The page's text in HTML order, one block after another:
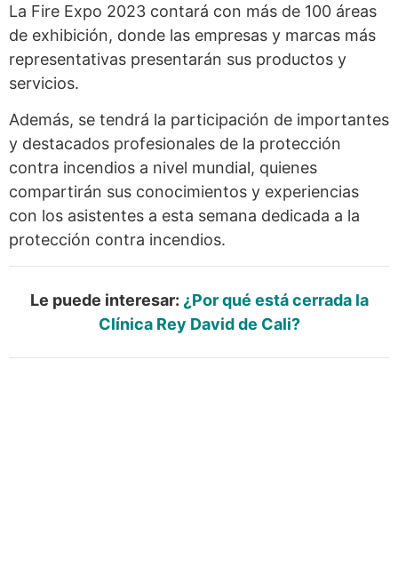
La Fire Expo 2023 contará con más de 100 áreas
de exhibición, donde las empresas y marcas más
representativas presentarán sus productos y
servicios.
Además, se tendrá la participación de importantes
y destacados profesionales de la protección
contra incendios a nivel mundial, quienes
compartirán sus conocimientos y experiencias
con los asistentes a esta semana dedicada a la
protección contra incendios.
Le puede interesar: ¿Por qué está cerrada la
Clínica Rey David de Cali?